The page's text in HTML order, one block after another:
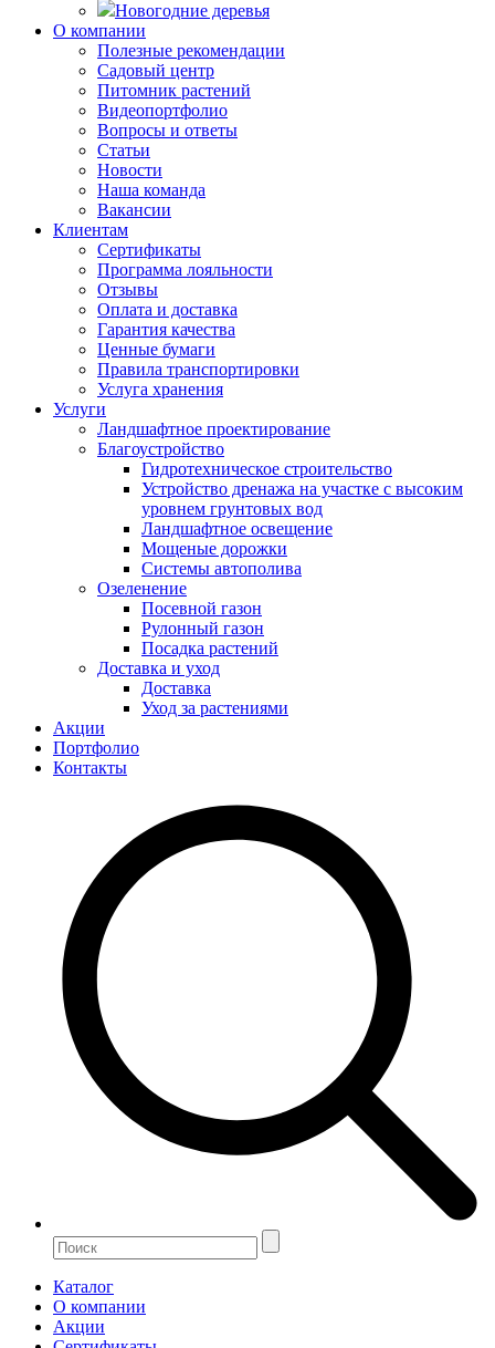
Новогодние деревья
О компании
Полезные рекомендации
Садовый центр
Питомник растений
Видеопортфолио
Вопросы и ответы
Статьи
Новости
Наша команда
Вакансии
Клиентам
Сертификаты
Программа лояльности
Отзывы
Оплата и доставка
Гарантия качества
Ценные бумаги
Правила транспортировки
Услуга хранения
Услуги
Ландшафтное проектирование
Благоустройство
Гидротехническое строительство
Устройство дренажа на участке с высоким
уровнем грунтовых вод
Ландшафтное освещение
Мощеные дорожки
Системы автополива
Озеленение
Посевной газон
Рулонный газон
Посадка растений
Доставка и уход
Доставка
Уход за растениями
Акции
Портфолио
Контакты
Каталог
О компании
Акции